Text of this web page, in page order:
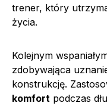
trener, który
życia.
Kolejnym
zdobywająca
konstrukcję.
komfort podczas